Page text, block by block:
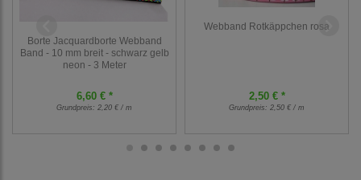
Borte Jacquardborte Webband
Band - 10 mm breit - schwarz gelb
neon - 3 Meter
6,60 € *
Grundpreis: 2,20 € / m
Webband Rotkäppchen rosa
2,50 € *
Grundpreis: 2,50 € / m